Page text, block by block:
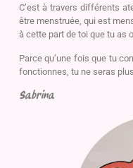
C’est à travers différents
être menstruée, qui est
à cette part de toi que tu as
Parce qu’une fois que tu
fonctionnes, tu ne seras
Sabrina